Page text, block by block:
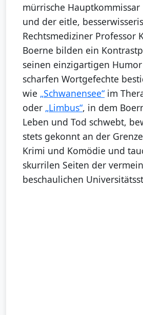
mürrische Hauptkommissar
und der eitle,
Rechtsmediziner Professor
Boerne bilden ein
seinen einzigartigen
scharfen Wortgefechte
wie „Schwanensee“ im
oder „Limbus“, in dem
Leben und Tod schwebt,
stets gekonnt an der
Krimi und Komödie und
skurrilen Seiten der
beschaulichen